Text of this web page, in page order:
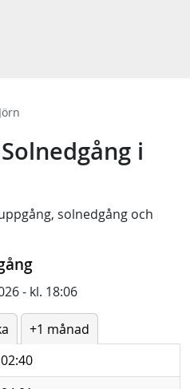
Jörn
i
, solnedgång och
- kl. 18:06
+1 månad
02:40